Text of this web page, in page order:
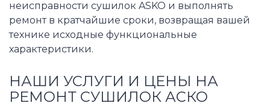
неисправности сушилок ASKO и выполнять
ремонт в кратчайшие сроки, возвращая вашей
технике исходные функциональные
характеристики.
НАШИ УСЛУГИ И ЦЕНЫ НА
РЕМОНТ СУШИЛОК АСКО